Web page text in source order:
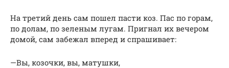
На третий день сам пошел пасти коз. Пас по горам,
по долам, по зеленым лугам. Пригнал их вечером
домой, сам забежал вперед и спрашивает:
—Вы, козочки, вы, матушки,